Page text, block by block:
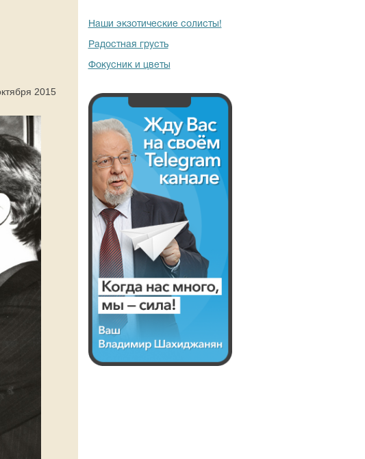
2015
Наши экзотические солисты!
Радостная грусть
Фокусник и цветы